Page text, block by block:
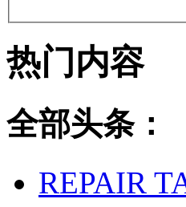
热门内容
全部头条：
REPAIR